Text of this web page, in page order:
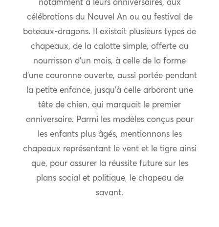
notamment à leurs anniversaires, aux
célébrations du Nouvel An ou au festival de
bateaux-dragons. Il existait plusieurs types de
chapeaux, de la calotte simple, offerte au
nourrisson d’un mois, à celle de la forme
d’une couronne ouverte, aussi portée pendant
la petite enfance, jusqu’à celle arborant une
tête de chien, qui marquait le premier
anniversaire. Parmi les modèles conçus pour
les enfants plus âgés, mentionnons les
chapeaux représentant le vent et le tigre ainsi
que, pour assurer la réussite future sur les
plans social et politique, le chapeau de
savant.